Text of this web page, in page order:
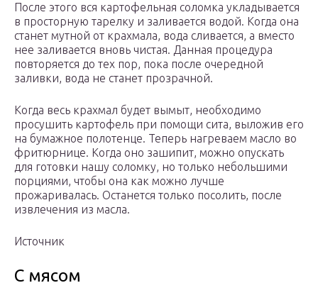
После этого вся картофельная соломка укладывается
в просторную тарелку и заливается водой. Когда она
станет мутной от крахмала, вода сливается, а вместо
нее заливается вновь чистая. Данная процедура
повторяется до тех пор, пока после очередной
заливки, вода не станет прозрачной.
Когда весь крахмал будет вымыт, необходимо
просушить картофель при помощи сита, выложив его
на бумажное полотенце. Теперь нагреваем масло во
фритюрнице. Когда оно зашипит, можно опускать
для готовки нашу соломку, но только небольшими
порциями, чтобы она как можно лучше
прожаривалась. Останется только посолить, после
извлечения из масла.
Источник
С мясом